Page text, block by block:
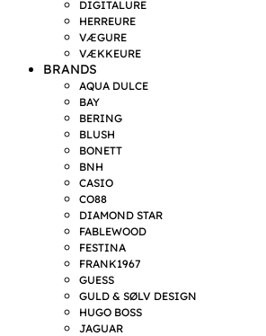
DIGITALURE
HERREURE
VÆGURE
VÆKKEURE
BRANDS
AQUA DULCE
BAY
BERING
BLUSH
BONETT
BNH
CASIO
CO88
DIAMOND STAR
FABLEWOOD
FESTINA
FRANK1967
GUESS
GULD & SØLV DESIGN
HUGO BOSS
JAGUAR